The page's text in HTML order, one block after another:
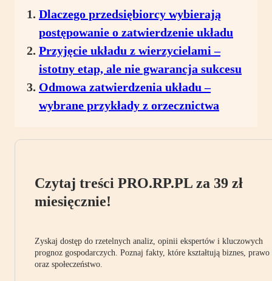
Dlaczego przedsiębiorcy wybierają
postępowanie o zatwierdzenie układu
Przyjęcie układu z wierzycielami –
istotny etap, ale nie gwarancja sukcesu
Odmowa zatwierdzenia układu –
wybrane przykłady z orzecznictwa
Czytaj treści PRO.RP.PL za 39 zł
miesięcznie!
Zyskaj dostęp do rzetelnych analiz, opinii ekspertów i kluczowych
prognoz gospodarczych. Poznaj fakty, które kształtują biznes, prawo
oraz społeczeństwo.